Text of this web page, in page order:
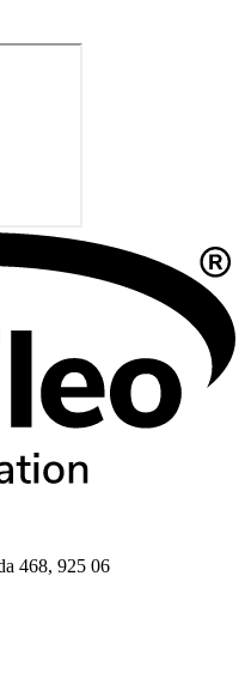
468, 925 06